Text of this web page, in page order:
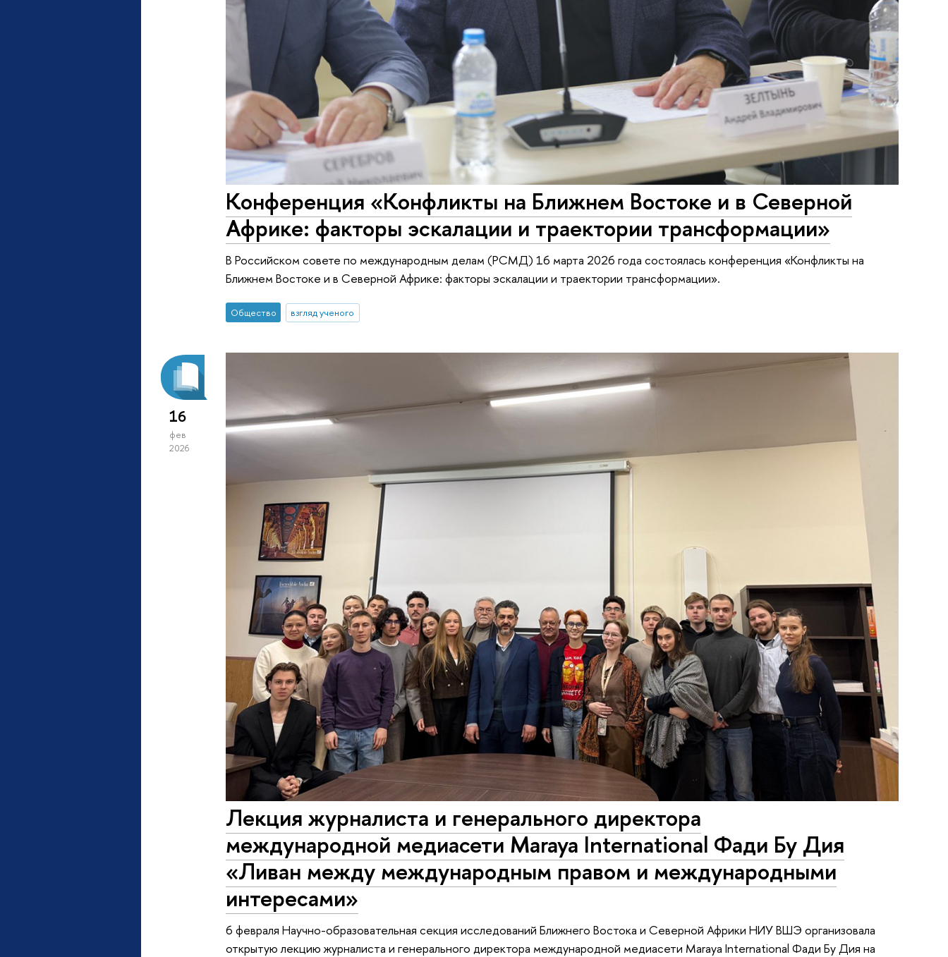
Конференция «Конфликты на Ближнем Востоке и в Северной
Африке: факторы эскалации и траектории трансформации»
В Российском совете по международным делам (РСМД) 16 марта 2026 года состоялась конференция «Конфликты на
Ближнем Востоке и в Северной Африке: факторы эскалации и траектории трансформации».
Общество взгляд ученого
16
фев
2026
Лекция журналиста и генерального директора
международной медиасети Maraya International Фади Бу Дия
«Ливан между международным правом и международными
интересами»
6 февраля Научно-образовательная секция исследований Ближнего Востока и Северной Африки НИУ ВШЭ организовала
открытую лекцию журналиста и генерального директора международной медиасети Maraya International Фади Бу Дия на